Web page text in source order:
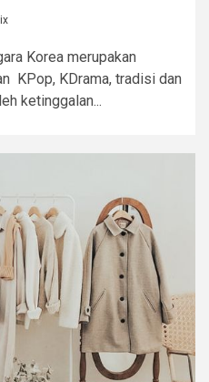
Korea merupakan
KPop, KDrama, tradisi dan
ketinggalan...